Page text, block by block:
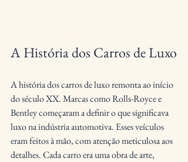
A História dos Carros de Luxo
A história dos carros de luxo remonta ao início
do século XX. Marcas como Rolls-Royce e
Bentley começaram a definir o que significava
luxo na indústria automotiva. Esses veículos
eram feitos à mão, com atenção meticulosa aos
detalhes. Cada carro era uma obra de arte,